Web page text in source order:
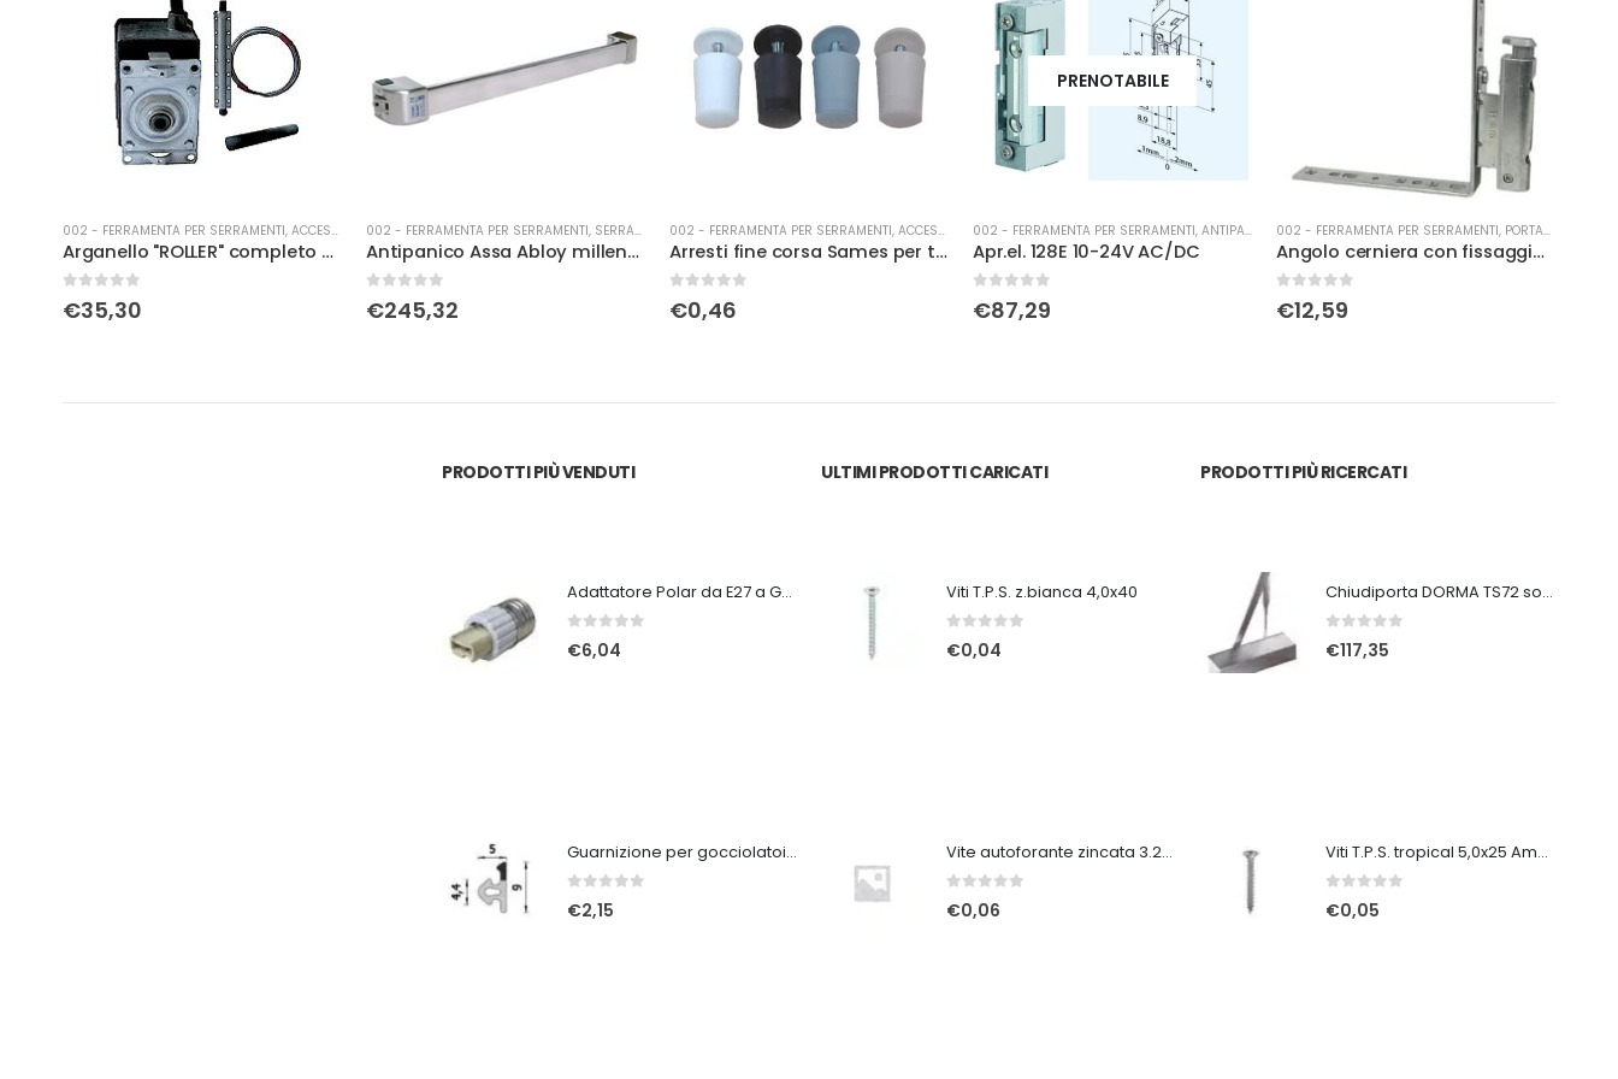
002 - FERRAMENTA PER SERRAMENTI, ACCESSORI PER TAPPARELLE
Arganello "ROLLER" completo di fune 1.8
Su 5
€35,30
002 - FERRAMENTA PER SERRAMENTI, SERRATURE
Antipanico Assa Abloy millennium inox
Su 5
€245,32
002 - FERRAMENTA PER SERRAMENTI, ACCESSORI PER TAPPARELLE
Arresti fine corsa Sames per tapp. pl corto BIANCO
Su 5
€0,46
PRENOTABILE
002 - FERRAMENTA PER SERRAMENTI, ANTIPANICO
Apr.el. 128E 10-24V AC/DC
Su 5
€87,29
002 - FERRAMENTA PER SERRAMENTI, PORTA-FINESTRA
Angolo cerniera con fissaggio battuta 18 DX ARIA 4
Su 5
€12,59
PRODOTTI PIÙ VENDUTI
Adattatore Polar da E27 a GU9
Su 5
€6,04
Guarnizione per gocciolatoi A213 marrone
Su 5
€2,15
ULTIMI PRODOTTI CARICATI
Viti T.P.S. z.bianca 4,0x40
Su 5
€0,04
Vite autoforante zincata 3.2x35
Su 5
€0,06
PRODOTTI PIÙ RICERCATI
Chiudiporta DORMA TS72 solo corpo argento
Su 5
€117,35
Viti T.P.S. tropical 5,0x25 Ambrovit
Su 5
€0,05